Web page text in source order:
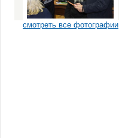
смотреть все фотографии